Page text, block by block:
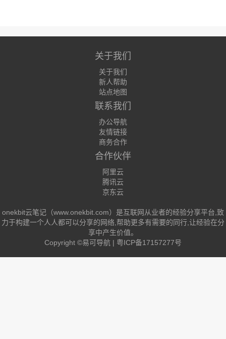
关于我们
关于我们
新人帮助
站点地图
联系我们
办公导航
友情链接
商务合作
合作伙伴
阿里云
腾讯云
京东云
onekbit云笔记（www.onekbit.com）是互联网从业者的经验分享平台,致
力于构建一个人人都可以分享的网络,帮助更多有需要的同行,让经验在分
享中产生价值。
Copyright ©易可导航 | 粤ICP备17157277号